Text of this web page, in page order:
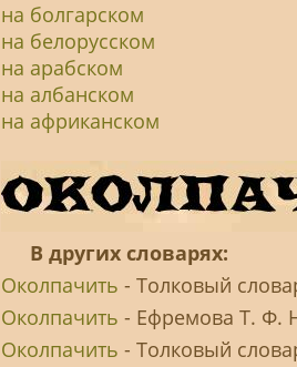
на болгарском
на белорусском
на арабском
на албанском
на африканском
В других словарях:
Околпачить - Толковый
Околпачить - Ефремова Т. Ф.
Околпачить - Толковый